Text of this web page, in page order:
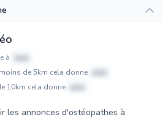
à
xxxx
de 5km cela donne
xxxx
10km cela donne
xxxx
les annonces d'ostéopathes à